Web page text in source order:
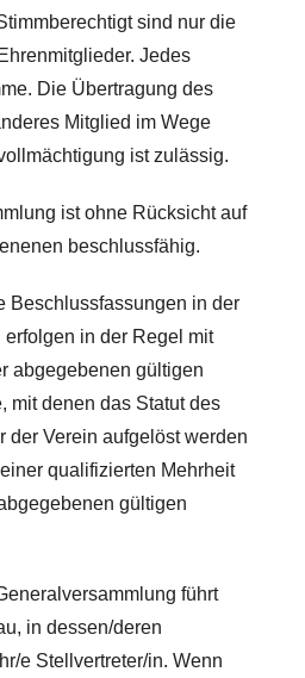
sind nur die
Jedes
Die Übertragung des
Mitglied im Wege
ist zulässig.
ist ohne Rücksicht auf
beschlussfähig.
Beschlussfassungen in der
in der Regel mit
abgegebenen gültigen
mit denen das Statut des
der Verein aufgelöst werden
qualifizierten Mehrheit
gültigen
führt
in dessen/deren
e Stellvertreter/in. Wenn